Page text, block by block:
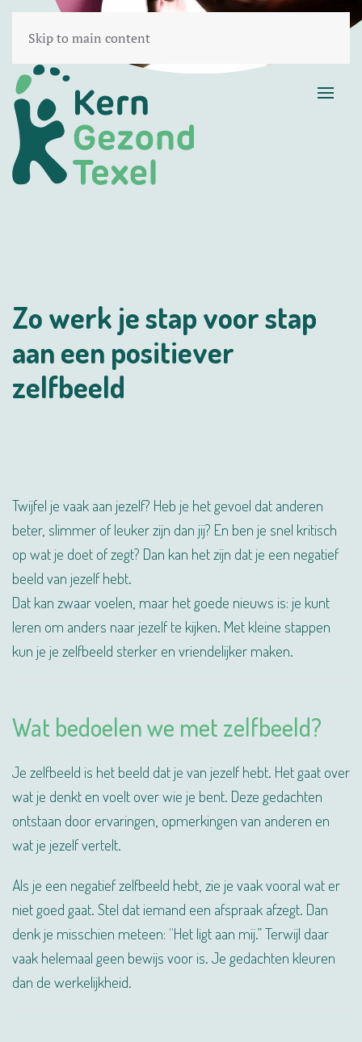
Skip to main content
Zo werk je stap voor stap
aan een positiever
zelfbeeld
Twijfel je vaak aan jezelf? Heb je het gevoel dat anderen
beter, slimmer of leuker zijn dan jij? En ben je snel kritisch
op wat je doet of zegt? Dan kan het zijn dat je een negatief
beeld van jezelf hebt.
Dat kan zwaar voelen, maar het goede nieuws is: je kunt
leren om anders naar jezelf te kijken. Met kleine stappen
kun je je zelfbeeld sterker en vriendelijker maken.
Wat bedoelen we met zelfbeeld?
Je zelfbeeld is het beeld dat je van jezelf hebt. Het gaat over
wat je denkt en voelt over wie je bent. Deze gedachten
ontstaan door ervaringen, opmerkingen van anderen en
wat je jezelf vertelt.
Als je een negatief zelfbeeld hebt, zie je vaak vooral wat er
niet goed gaat. Stel dat iemand een afspraak afzegt. Dan
denk je misschien meteen: “Het ligt aan mij.” Terwijl daar
vaak helemaal geen bewijs voor is. Je gedachten kleuren
dan de werkelijkheid.